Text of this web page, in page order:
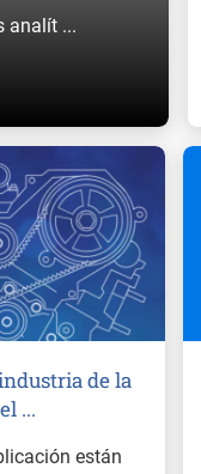
analít ...
de la
...
están